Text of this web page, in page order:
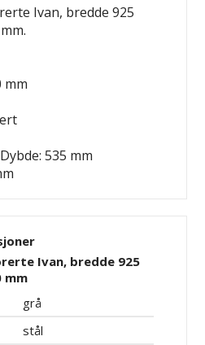
Ivan, bredde 925
mm
535 mm
Ivan, bredde 925
mm
grå
stål